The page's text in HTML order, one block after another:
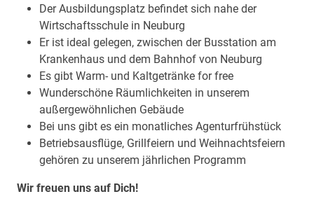
Der Ausbildungsplatz befindet sich nahe der
Wirtschaftsschule in Neuburg
Er ist ideal gelegen, zwischen der Busstation am
Krankenhaus und dem Bahnhof von Neuburg
Es gibt Warm- und Kaltgetränke for free
Wunderschöne Räumlichkeiten in unserem
außergewöhnlichen Gebäude
Bei uns gibt es ein monatliches Agenturfrühstück
Betriebsausflüge, Grillfeiern und Weihnachtsfeiern
gehören zu unserem jährlichen Programm
Wir freuen uns auf Dich!